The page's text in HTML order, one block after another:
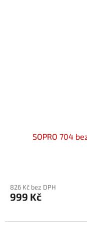
SOPRO 704
826 Kč bez DPH
999 Kč